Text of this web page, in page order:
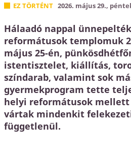
EZ TÖRTÉNT 2026. május 29.,
Hálaadó nappal
reformátusok templomuk
május 25-én,
istentisztelet, kiállítás,
színdarab, valamint sok
gyermekprogram tette
helyi reformátusok
vártak mindenkit
függetlenül.